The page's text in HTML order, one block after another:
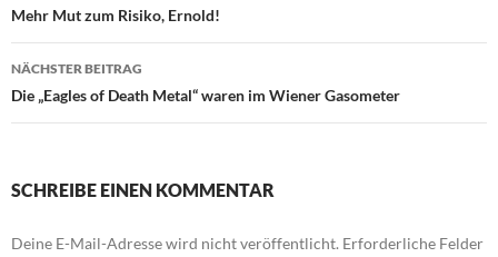
Mehr Mut zum Risiko, Ernold!
NÄCHSTER BEITRAG
Die „Eagles of Death Metal“ waren im Wiener Gasometer
SCHREIBE EINEN KOMMENTAR
Deine E-Mail-Adresse wird nicht veröffentlicht. Erforderliche Felder